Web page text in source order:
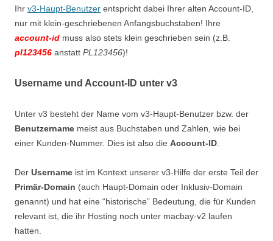
Ihr v3-Haupt-Benutzer entspricht dabei Ihrer alten Account-ID,
nur mit klein-geschriebenen Anfangsbuchstaben! Ihre
account-id muss also stets klein geschrieben sein (z.B.
pl123456 anstatt PL123456)!
Username und Account-ID unter v3
Unter v3 besteht der Name vom v3-Haupt-Benutzer bzw. der
Benutzername meist aus Buchstaben und Zahlen, wie bei
einer Kunden-Nummer. Dies ist also die Account-ID
Der Username ist im Kontext unserer v3-Hilfe der erste Teil der
Primär-Domain (auch Haupt-Domain oder Inklusiv-Domain
genannt) und hat eine “historische” Bedeutung, die für Kunden
relevant ist, die ihr Hosting noch unter macbay-v2 laufen
hatten.